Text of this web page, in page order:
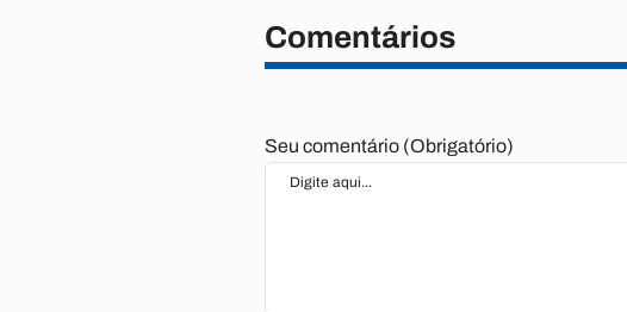
Comentários
Seu comentário (Obrigatório)